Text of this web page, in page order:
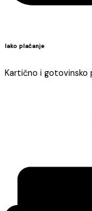
lako plaćanje
Kartično i gotovinsko